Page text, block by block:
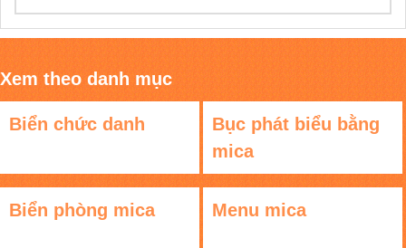
Xem theo danh mục
Biển chức danh
Bục phát biểu bằng
mica
Biển phòng mica Menu mica